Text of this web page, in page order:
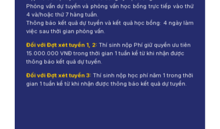
Phỏng vấn dự tuyển và phỏng vấn học bổng trực tiếp vào thứ
4 và/hoặc thứ 7 hàng tuần.
Thông báo kết quả dự tuyển và kết quả học bổng: 4 ngày làm
việc sau thời gian phỏng vấn.
Đối với Đợt xét tuyển 1, 2: Thí sinh nộp Phí giữ quyền ưu tiên
15.000.000 VNĐ trong thời gian 1 tuần kể từ khi nhận được
thông báo kết quả dự tuyển.
Đối với Đợt xét tuyển 3: Thí sinh nộp học phí năm 1 trong thời
gian 1 tuần kể từ khi nhận được thông báo kết quả dự tuyển.